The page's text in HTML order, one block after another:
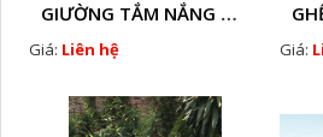
GIƯỜNG TẮM NẮNG GIẢ MÂY HTT - B78
Giá: Liên hệ Giá: